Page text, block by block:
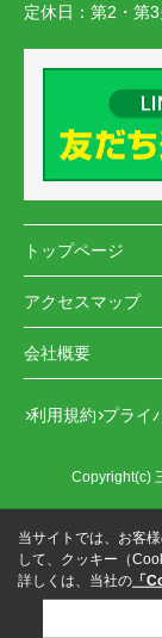
定休日： 第2・第
トップページ
アクセスマップ
会社概要
利用規約 プライ
Copyright(c)
当サイトでは、お客
して、クッキー（
詳しくは、当社の 「